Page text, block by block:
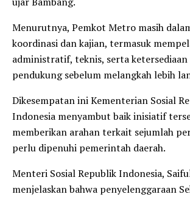
Menurutnya, Pemkot Metro masih
koordinasi dan kajian, termasuk
administratif, teknis, serta ketersediaan
pendukung sebelum melangkah lebih
Dikesempatan ini Kementerian Sosial
Indonesia menyambut baik inisiatif
memberikan arahan terkait sejumlah
perlu dipenuhi pemerintah daerah.
Menteri Sosial Republik Indonesia,
menjelaskan bahwa penyelenggaraan